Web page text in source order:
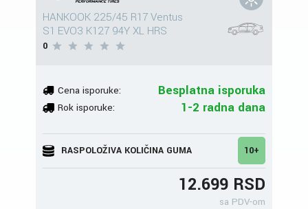
HANKOOK 225/45 R17 Ventus
S1 EVO3 K127 94Y XL HRS
0
Cena isporuke: Besplatna isporuka
Rok isporuke: 1-2 radna dana
RASPOLOŽIVA KOLIČINA GUMA 10+
12.699 RSD
sa PDV-om